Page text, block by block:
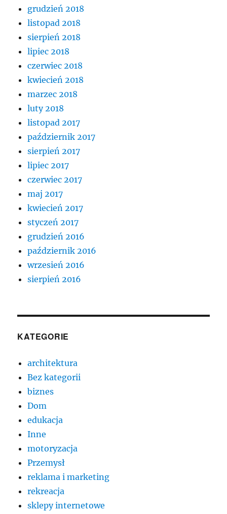
grudzień 2018
listopad 2018
sierpień 2018
lipiec 2018
czerwiec 2018
kwiecień 2018
marzec 2018
luty 2018
listopad 2017
październik 2017
sierpień 2017
lipiec 2017
czerwiec 2017
maj 2017
kwiecień 2017
styczeń 2017
grudzień 2016
październik 2016
wrzesień 2016
sierpień 2016
KATEGORIE
architektura
Bez kategorii
biznes
Dom
edukacja
Inne
motoryzacja
Przemysł
reklama i marketing
rekreacja
sklepy internetowe